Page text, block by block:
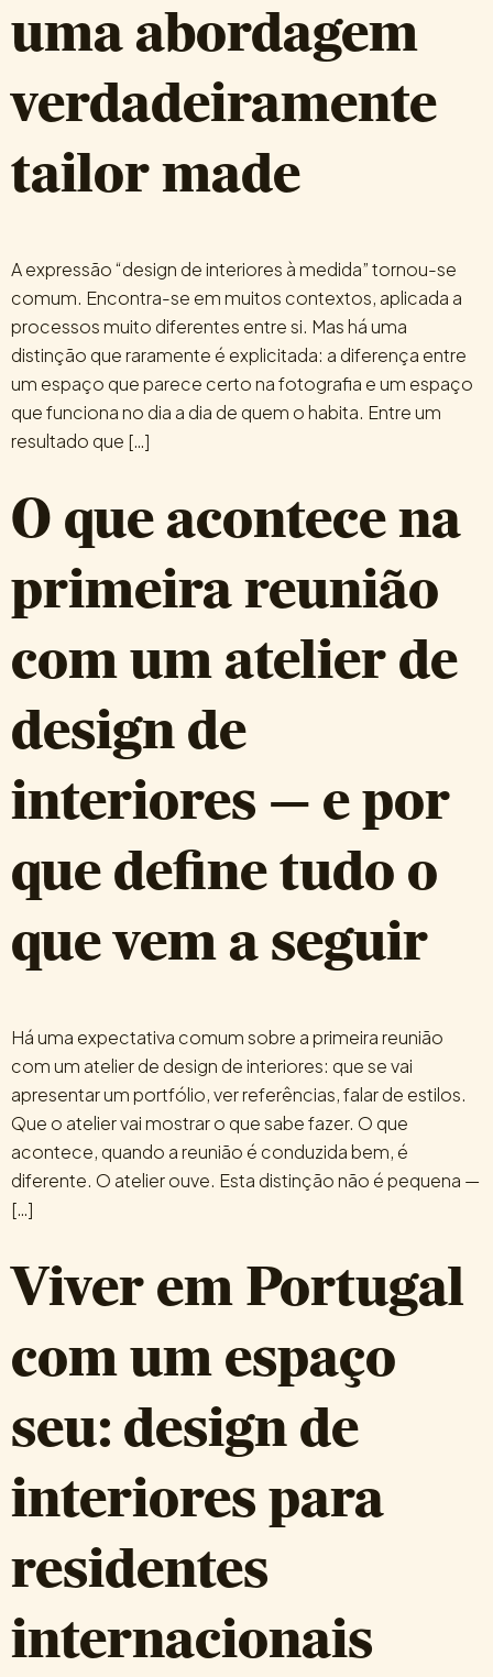
uma abordagem
verdadeiramente
tailor made
A expressão “design de interiores à medida” tornou-se
comum. Encontra-se em muitos contextos, aplicada a
processos muito diferentes entre si. Mas há uma
distinção que raramente é explicitada: a diferença entre
um espaço que parece certo na fotografia e um espaço
que funciona no dia a dia de quem o habita. Entre um
resultado que […]
O que acontece na
primeira reunião
com um atelier de
design de
interiores — e por
que define tudo o
que vem a seguir
Há uma expectativa comum sobre a primeira reunião
com um atelier de design de interiores: que se vai
apresentar um portfólio, ver referências, falar de estilos.
Que o atelier vai mostrar o que sabe fazer. O que
acontece, quando a reunião é conduzida bem, é
diferente. O atelier ouve. Esta distinção não é pequena —
[…]
Viver em Portugal
com um espaço
seu: design de
interiores para
residentes
internacionais